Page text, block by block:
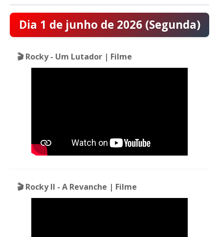
Dia 1 de junho de 2026 (Segunda)
🎬 Rocky - Um Lutador | Filme
🎬 Rocky II - A Revanche | Filme